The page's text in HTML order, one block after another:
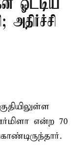
ஓட்டிய
அதிர்ச்சி
என்ற 70